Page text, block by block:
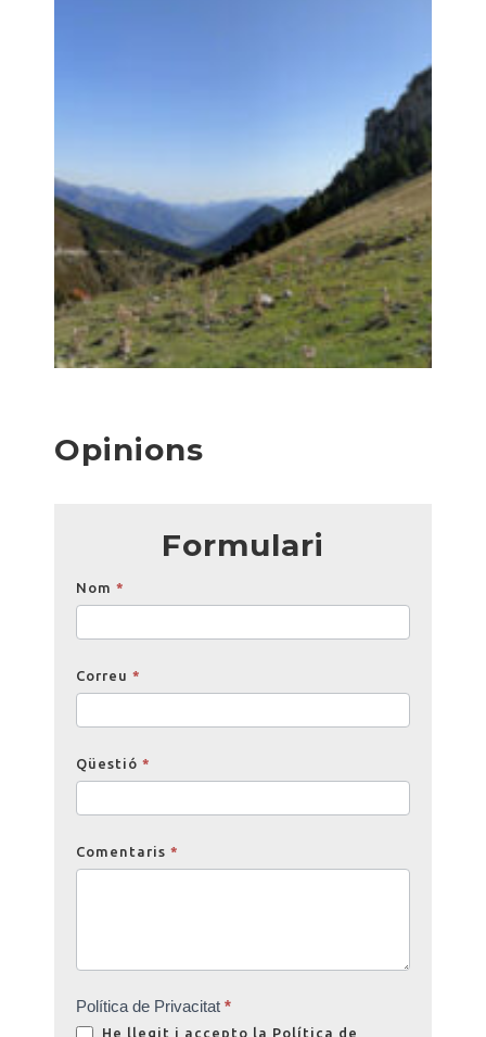
Opinions
Formulari
Opinions
Nom *
Correu *
Qüestió *
Comentaris *
Política de Privacitat *
He llegit i accepto la Política de